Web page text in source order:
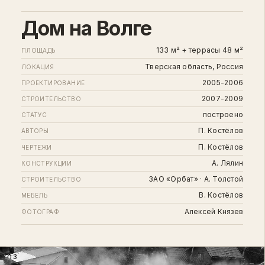
Дом на Волге
ПЛОЩАДЬ 133 м² + террасы 48 м²
ЛОКАЦИЯ Тверская область, Россия
ПРОЕКТИРОВАНИЕ 2005-2006
СТРОИТЕЛЬСТВО 2007-2009
СТАТУС построено
АВТОРЫ П. Костёлов
ЧЕРТЕЖИ П. Костёлов
КОНСТРУКЦИИ А. Лялин
СТРОИТЕЛЬСТВО ЗАО «Орбат» · А. Толстой
МЕБЕЛЬ В. Костёлов
ФОТОГРАФ Алексей Князев
03